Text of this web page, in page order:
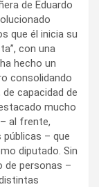
de Eduardo
que él inicia su
con una
hecho un
consolidando
capacidad de
mucho
al frente,
públicas – que
diputado. Sin
de personas –